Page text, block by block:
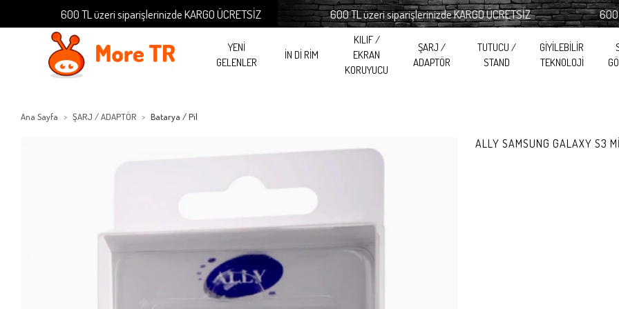
600 TL üzeri siparişlerinizde KARGO ÜCRETSİZ 600 TL üzeri siparişlerinizde KARGO ÜCRETSİZ 600 TL
YENİ
GELENLER
İN Dİ RİM
KILIF /
EKRAN
KORUYUCU
ŞARJ /
ADAPTÖR
TUTUCU /
STAND
GİYİLEBİLİR
TEKNOLOJİ
Ana Sayfa ŞARJ / ADAPTÖR Batarya / Pil
ALLY SAMSUNG GALAXY S3